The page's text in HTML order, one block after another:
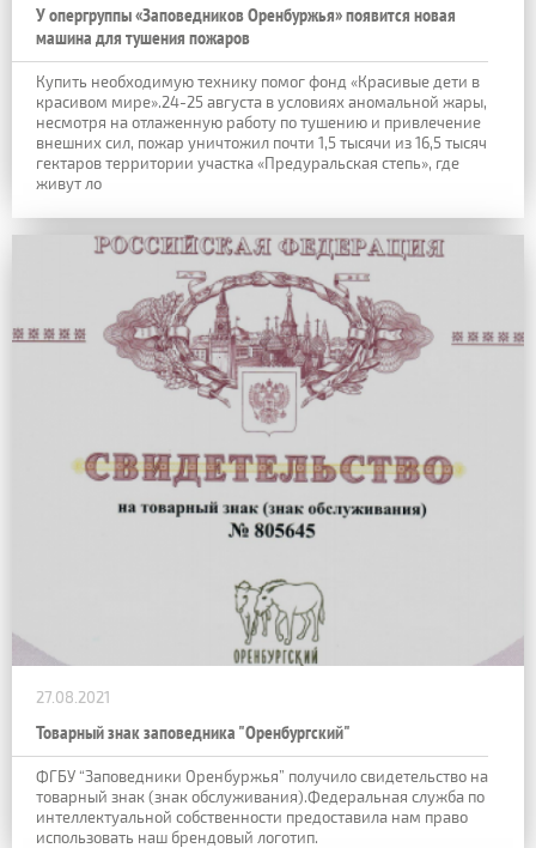
У опергруппы «Заповедников Оренбуржья» появится новая
машина для тушения пожаров
Купить необходимую технику помог фонд «Красивые дети в
красивом мире».24-25 августа в условиях аномальной жары,
несмотря на отлаженную работу по тушению и привлечение
внешних сил, пожар уничтожил почти 1,5 тысячи из 16,5 тысяч
гектаров территории участка «Предуральская степь», где
живут ло
27.08.2021
Товарный знак заповедника "Оренбургский"
ФГБУ “Заповедники Оренбуржья” получило свидетельство на
товарный знак (знак обслуживания).Федеральная служба по
интеллектуальной собственности предоставила нам право
использовать наш брендовый логотип.